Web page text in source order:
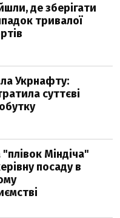
де зберігати
тривалої
Укрнафту:
суттєві
Міндіча"
посаду в